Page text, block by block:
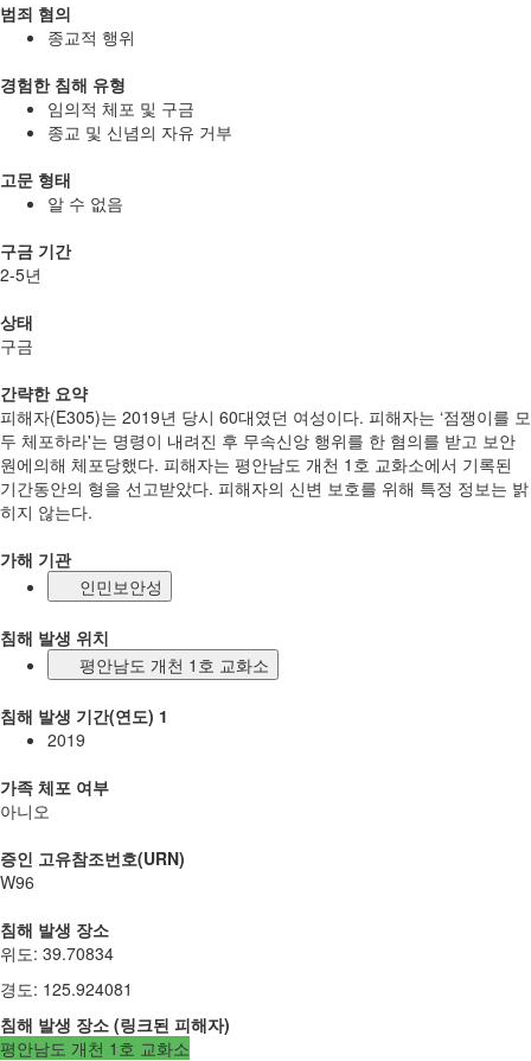
범죄 혐의
종교적 행위
경험한 침해 유형
임의적 체포 및 구금
종교 및 신념의 자유 거부
고문 형태
알 수 없음
구금 기간
2-5년
상태
구금
간략한 요약
피해자(E305)는 2019년 당시 60대였던 여성이다. 피해자는 ‘점쟁이를 모
두 체포하라'는 명령이 내려진 후 무속신앙 행위를 한 혐의를 받고 보안
원에의해 체포당했다. 피해자는 평안남도 개천 1호 교화소에서 기록된
기간동안의 형을 선고받았다. 피해자의 신변 보호를 위해 특정 정보는 밝
히지 않는다.
가해 기관
인민보안성
침해 발생 위치
평안남도 개천 1호 교화소
침해 발생 기간(연도) 1
2019
가족 체포 여부
아니오
증인 고유참조번호(URN)
W96
침해 발생 장소
위도: 39.70834
경도: 125.924081
침해 발생 장소 (링크된 피해자)
평안남도 개천 1호 교화소